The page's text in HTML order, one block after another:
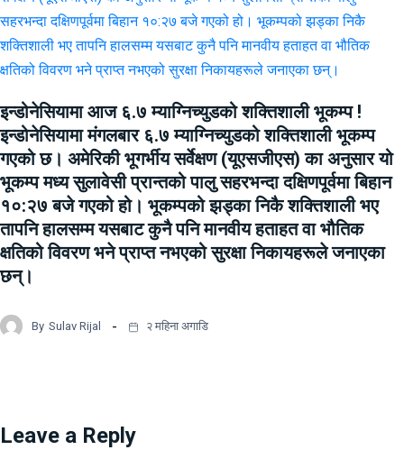
इन्डोनेसियामा आज ६.७ म्याग्निच्युडको शक्तिशाली भूकम्प !
इन्डोनेसियामा मंगलबार ६.७ म्याग्निच्युडको शक्तिशाली भूकम्प
गएको छ। अमेरिकी भूगर्भीय सर्वेक्षण (यूएसजीएस) का अनुसार यो
भूकम्प मध्य सुलावेसी प्रान्तको पालु सहरभन्दा दक्षिणपूर्वमा बिहान
१०:२७ बजे गएको हो। भूकम्पको झड्का निकै शक्तिशाली भए
तापनि हालसम्म यसबाट कुनै पनि मानवीय हताहत वा भौतिक
क्षतिको विवरण भने प्राप्त नभएको सुरक्षा निकायहरूले जनाएका
छन्।
By Sulav Rijal २ महिना अगाडि
Leave a Reply